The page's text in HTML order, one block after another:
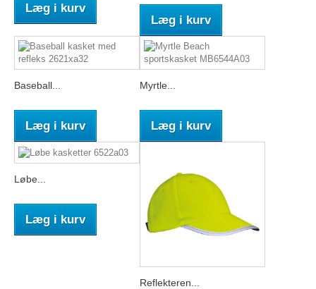
Læg i kurv
Læg i kurv
Baseball...
Læg i kurv
Myrtle...
Læg i kurv
Løbe...
Læg i kurv
Reflekteren...